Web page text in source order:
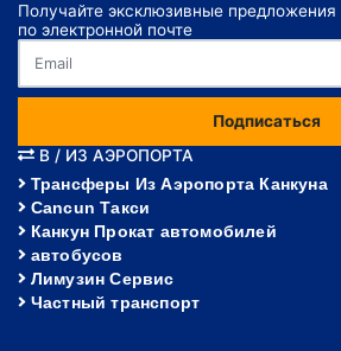
Получайте эксклюзивные
по электронной почте
Подписаться
В / ИЗ АЭРОПОРТА
Трансферы Из Аэропорта Канкуна
Cancun Такси
Канкун Прокат автомобилей
автобусов
Лимузин Сервис
Частный транспорт